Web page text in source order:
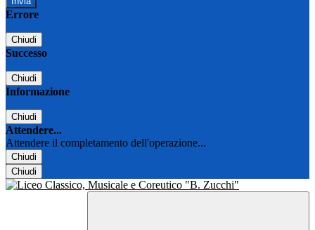
Errore
Chiudi
Successo
Chiudi
Informazione
Chiudi
Attendere...
Attendere il completamento dell'operazione...
Chiudi
Chiudi